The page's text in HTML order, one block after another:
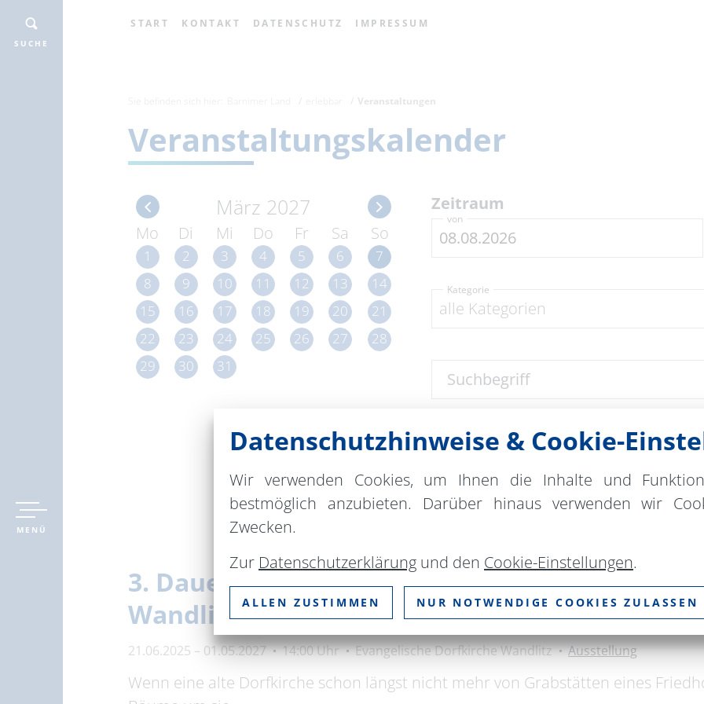
START KONTAKT DATENSCHUTZ IMPRESSUM
MENÜ
SUCHE
Veranstaltungen
Veranstaltungskalender
März 2027
Mo Di Mi Do Fr Sa So
1 2 3 4 5 6
7
8
9 10 11 12 13
14
15
16 17 18 19 20
21
22
23 24 25 26 27
28
29
30 31
Zeitraum
von
alle Kategorien
Kategorie
Suchbegriff
bitte wählen
3. Dauerausstellung im Skulpturengarten an
Wandlitz
21.06.2025 – 01.05.2027 14:00 Uhr Evangelische Dorfkirche Wandlitz Ausstellung
Wenn eine alte Dorfkirche schon längst nicht mehr von Grabstätten eines
Datenschutzhinweise & Cookie-
Wir verwenden Cookies, um Ihnen die Inhalte und
bestmöglich anzubieten. Darüber hinaus verwenden wir
Zwecken.
Zur Datenschutzerklärung und den Cookie-Einstellungen.
ALLEN ZUSTIMMEN NUR NOTWENDIGE COOKIES ZULASSEN